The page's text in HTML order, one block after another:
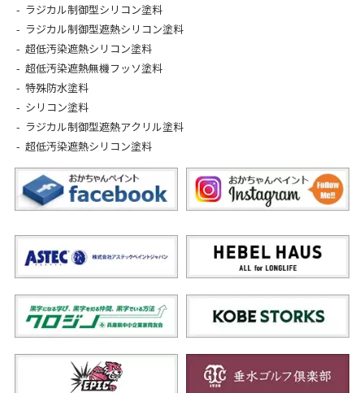
ラジカル制御型シリコン塗料
ラジカル制御型遮熱シリコン塗料
超低汚染遮熱シリコン塗料
超低汚染遮熱無機フッソ塗料
特殊防水塗料
シリコン塗料
ラジカル制御型遮熱アクリル塗料
超低汚染遮熱シリコン塗料